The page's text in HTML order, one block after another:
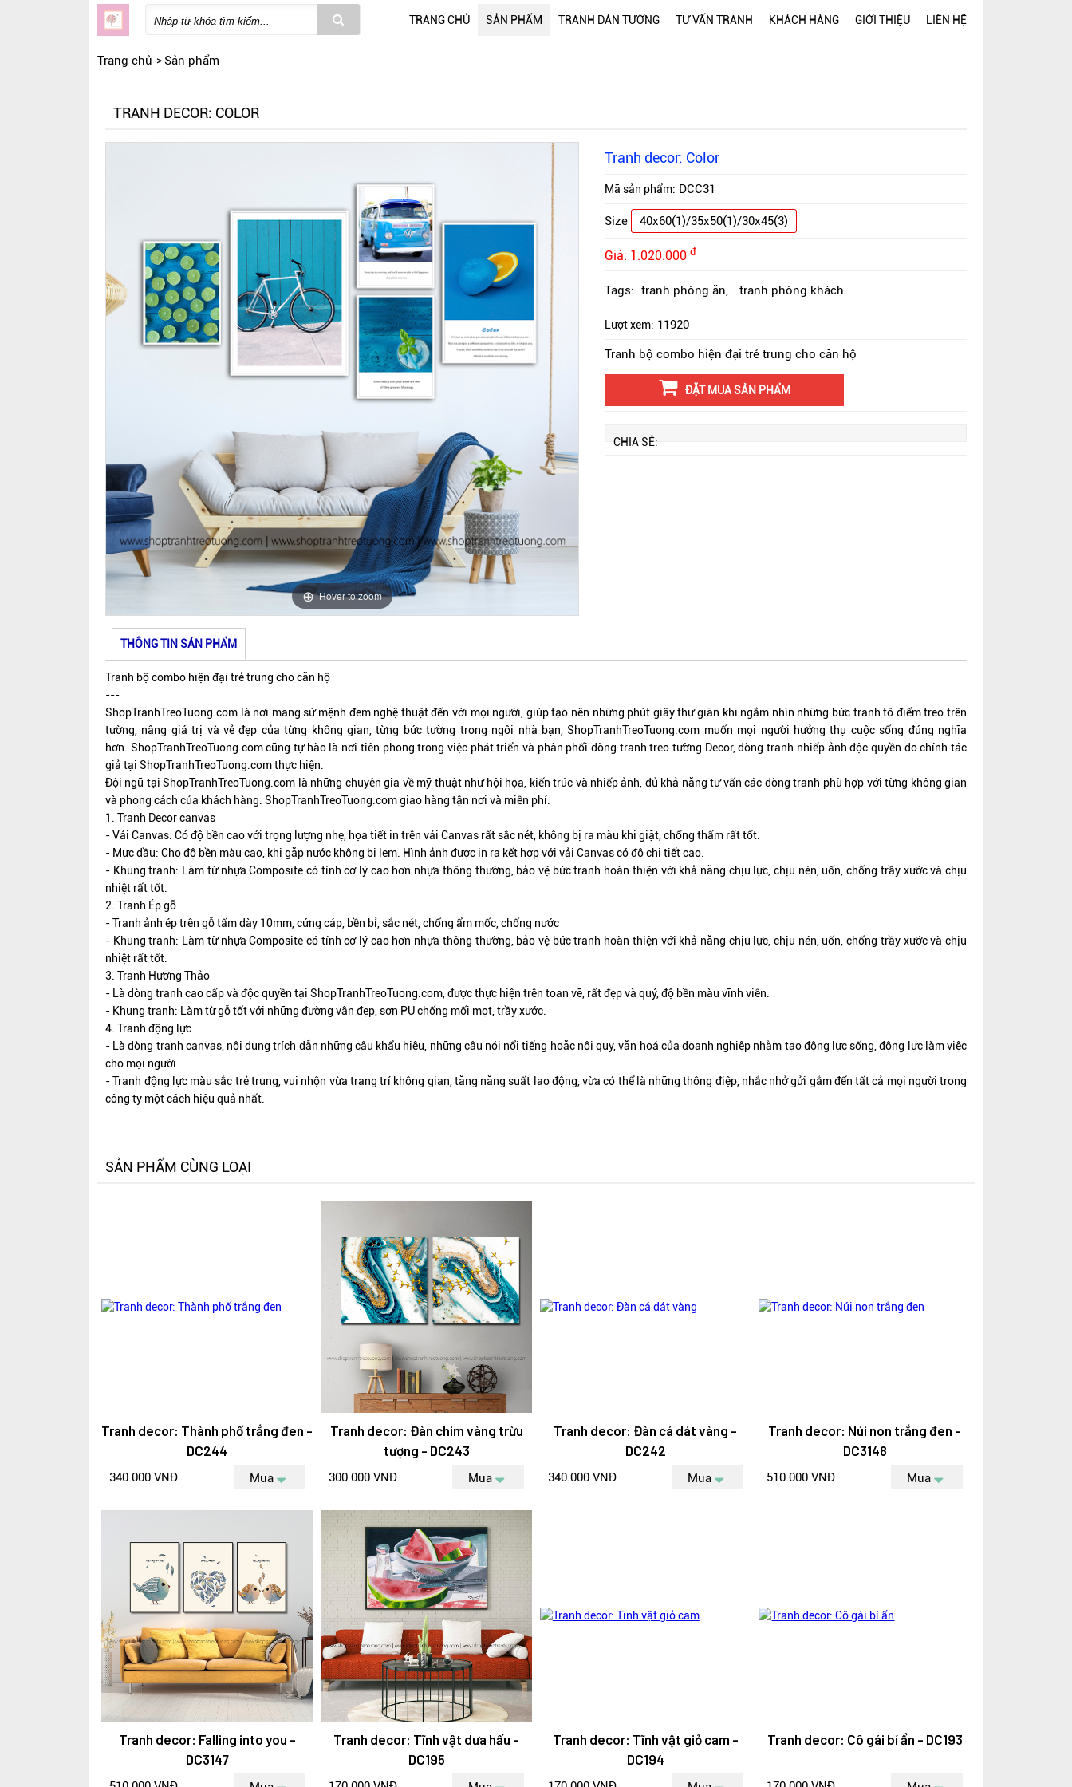
TRANG CHỦ SẢN PHẨM TRANH DÁN TƯỜNG TƯ VẤN TRANH KHÁCH HÀNG GIỚI THIỆU LIÊN HỆ
Trang chủ Sản phẩm
TRANH DECOR: COLOR
Hover to zoom
Tranh decor: Color
Mã sản phẩm: DCC31
Size 40x60(1)/35x50(1)/30x45(3)
Giá: 1.020.000đ
Tags: tranh phòng ăn, tranh phòng khách
Lượt xem: 11920
Tranh bộ combo hiện đại trẻ trung cho căn hộ
ĐẶT MUA SẢN PHẨM
CHIA SẺ:
THÔNG TIN SẢN PHẨM
Tranh bộ combo hiện đại trẻ trung cho căn hộ
---
ShopTranhTreoTuong.com là nơi mang sứ mệnh đem nghệ thuật đến với mọi người, giúp tạo nên những phút giây thư giãn khi ngắm nhìn những bức tranh tô điểm treo trên
tường, nâng giá trị và vẻ đẹp của từng không gian, từng bức tường trong ngôi nhà bạn,ShopTranhTreoTuong.com muốn mọi người hưởng thụ cuộc sống đúng nghĩa
hơn. ShopTranhTreoTuong.comcũng tự hào là nơi tiên phong trong việc phát triển và phân phối dòng tranh treo tường Decor, dòng tranh nhiếp ảnh độc quyền do chính tác
giả tại ShopTranhTreoTuong.comthực hiện.
Đội ngũ tạiShopTranhTreoTuong.com là những chuyên gia về mỹ thuật như hội họa, kiến trúc và nhiếp ảnh, đủ khả năng tư vấn các dòng tranh phù hợp với từng không gian
và phong cách của khách hàng. ShopTranhTreoTuong.comgiao hàng tận nơi và miễn phí.
1. Tranh Decor canvas
- Vải Canvas: Có độ bền cao với trọng lượng nhẹ, họa tiết in trên vải Canvas rất sắc nét, không bị ra màu khi giặt, chống thấm rất tốt.
- Mực dầu: Cho độ bền màu cao, khi gặp nước không bị lem. Hình ảnh được in ra kết hợp với vải Canvas có độ chi tiết cao.
- Khung tranh: Làm từ nhựa Composite có tính cơ lý cao hơn nhựa thông thường, bảo vệ bức tranh hoàn thiện với khả năng chịu lực, chịu nén, uốn, chống trầy xước và chịu
nhiệt rất tốt.
2. Tranh Ép gỗ
- Tranh ảnh ép trên gỗ tấm dày 10mm, cứng cáp, bền bỉ, sắc nét, chống ẩm mốc, chống nước
- Khung tranh: Làm từ nhựa Composite có tính cơ lý cao hơn nhựa thông thường, bảo vệ bức tranh hoàn thiện với khả năng chịu lực, chịu nén, uốn, chống trầy xước và chịu
nhiệt rất tốt.
3. Tranh Hương Thảo
- Là dòng tranh cao cấp và độc quyền tại ShopTranhTreoTuong.com, được thực hiện trên toan vẽ, rất đẹp và quý, độ bền màu vĩnh viễn.
- Khung tranh: Làm từ gỗ tốt với những đường vân đẹp, sơn PU chống mối mọt, trầy xước.
4. Tranh động lực
- Là dòng tranh canvas, nội dung trích dẫn những câu khẩu hiệu, những câu nói nổi tiếng hoặc nội quy, văn hoá của doanh nghiệp nhằm tạo động lực sống, động lực làm việc
cho mọi người
- Tranh động lực màu sắc trẻ trung, vui nhộn vừa trang trí không gian, tăng năng suất lao động, vừa có thể là những thông điệp, nhắc nhở gửi gắm đến tất cả mọi người trong
công ty một cách hiệu quả nhất.
SẢN PHẨM CÙNG LOẠI
Tranh decor: Thành phố trắng đen -
DC244
340.000 VNĐ Mua
Tranh decor: Đàn chim vàng trừu
tượng - DC243
300.000 VNĐ Mua
Tranh decor: Đàn cá dát vàng -
DC242
340.000 VNĐ Mua
Tranh decor: Núi non trắng đen -
DC3148
510.000 VNĐ Mua
Tranh decor: Falling into you -
DC3147
Tranh decor: Tĩnh vật dưa hấu -
DC195
Tranh decor: Tĩnh vật giỏ cam -
DC194
Tranh decor: Cô gái bí ẩn - DC193